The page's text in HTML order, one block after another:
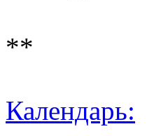
**
Календарь: